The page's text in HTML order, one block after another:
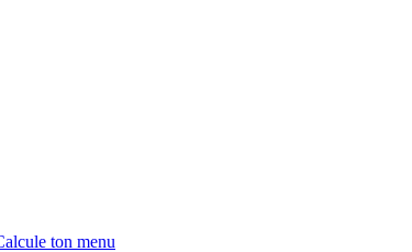
ton menu